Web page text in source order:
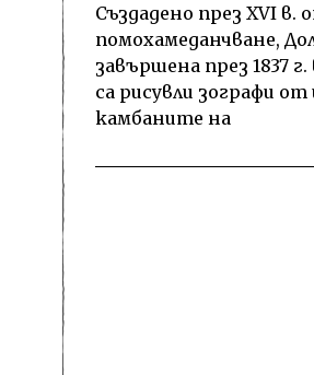
Създадено през ХVІ
помохамеданчване,
завършена през 1837
са рисувли зографи
камбаните на